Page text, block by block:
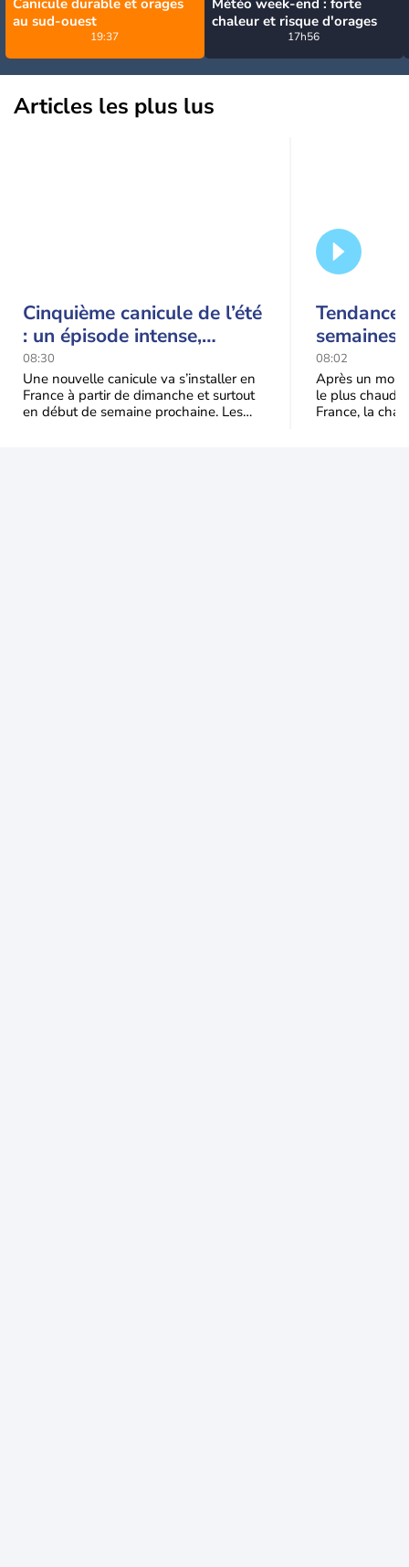
Canicule durable et orages
au sud-ouest
19:37
Météo week-end : forte
chaleur et risque d'orages
17h56
Articles les plus lus
Cinquième canicule de l’été
: un épisode intense,
durable et étendu la
semaine prochaine
08:30
Une nouvelle canicule va s’installer en
France à partir de dimanche et surtout
en début de semaine prochaine. Les
Tendance
semaines
septembre
08:02
Après un
le plus chaud
France, la